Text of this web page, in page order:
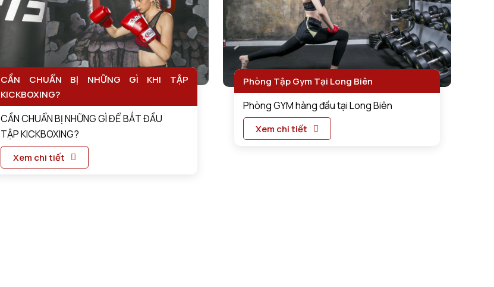
CẦN CHUẨN BỊ NHỮNG GÌ KHI TẬP
KICKBOXING?
CẦN CHUẨN BỊ NHỮNG GÌ ĐỂ BẮT ĐẦU
TẬP KICKBOXING?
Xem chi tiết
Phòng Tập Gym Tại Long Biên
Phòng GYM hàng đầu tại Long Biên
Xem chi tiết